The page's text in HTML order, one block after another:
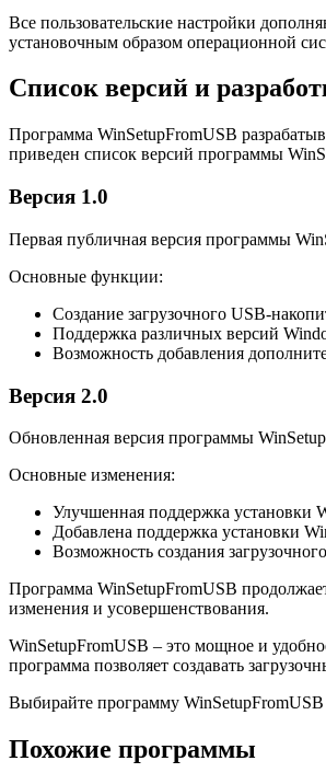
Все пользовательские настройки
установочным образом операционной
Список версий и
Программа WinSetupFromUSB
приведен список версий программы
Версия 1.0
Первая публичная версия программы
Основные функции:
Создание загрузочного USB-
Поддержка различных версий
Возможность добавления
Версия 2.0
Обновленная версия программы
Основные изменения:
Улучшенная поддержка установки
Добавлена поддержка установки
Возможность создания
Программа WinSetupFromUSB
изменения и усовершенствования.
WinSetupFromUSB – это мощное и
программа позволяет создавать
Выбирайте программу
Похожие программы